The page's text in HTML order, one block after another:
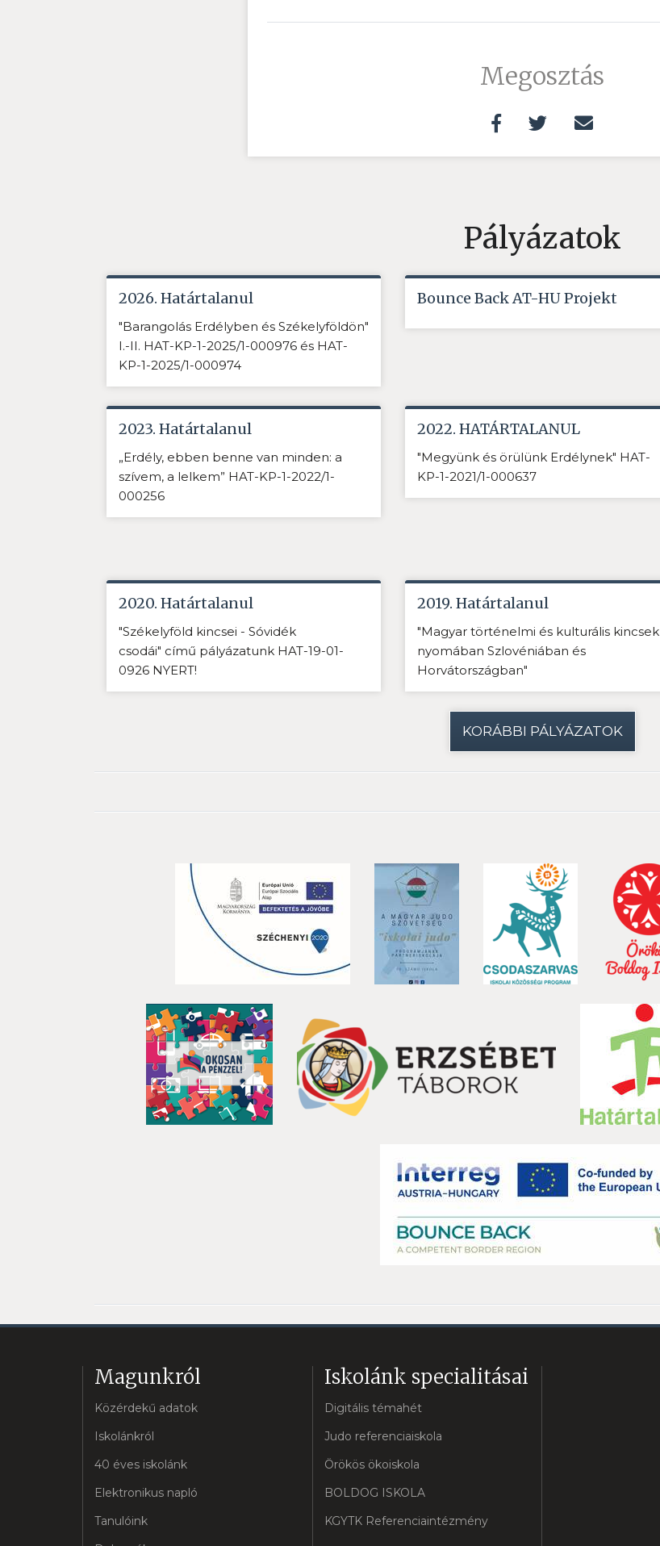
Megosztás
Pályázatok
2026. Határtalanul
"Barangolás Erdélyben és Székelyföldön"
I.-II. HAT-KP-1-2025/1-000976 és HAT-
KP-1-2025/1-000974
Bounce Back AT-HU Projekt
2023. Határtalanul
„Erdély, ebben benne van minden: a
szívem, a lelkem” HAT-KP-1-2022/1-
000256
2022. HATÁRTALANUL
"Megyünk és örülünk Erdélynek" HAT-
KP-1-2021/1-000637
2020. Határtalanul
"Székelyföld kincsei - Sóvidék
csodái" című pályázatunk HAT-19-01-
0926 NYERT!
2019. Határtalanul
"Magyar történelmi és kulturális kincsek
nyomában Szlovéniában és
Horvátországban"
KORÁBBI PÁLYÁZATOK
Magunkról
Közérdekű adatok
Iskolánkról
40 éves iskolánk
Elektronikus napló
Tanulóink
Iskolánk specialitásai
Digitális témahét
Judo referenciaiskola
Örökös ökoiskola
BOLDOG ISKOLA
KGYTK Referenciaintézmény